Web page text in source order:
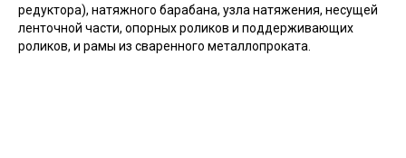
редуктора), натяжного барабана, узла натяжения, несущей
ленточной части, опорных роликов и поддерживающих
роликов, и рамы из сваренного металлопроката.